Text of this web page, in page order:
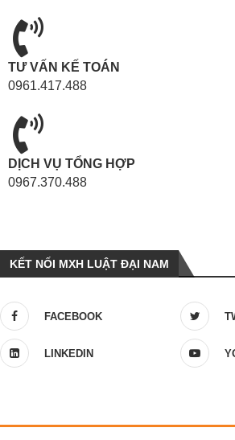
TƯ VẤN KẾ TOÁN
0961.417.488
DỊCH VỤ TỔNG HỢP
0967.370.488
KẾT NỐI MXH LUẬT ĐẠI NAM
FACEBOOK
LINKEDIN